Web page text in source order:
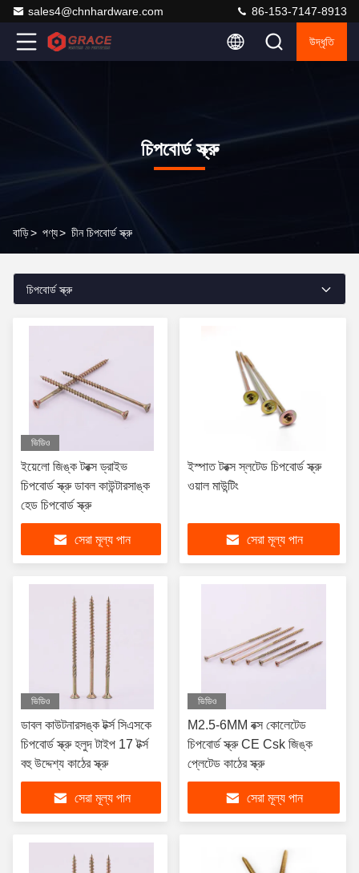
sales4@chnhardware.com 86-153-7147-8913
উদ্ধৃতি
চিপবোর্ড স্ক্রু
বাড়ি> পণ্য> চীন চিপবোর্ড স্ক্রু
চিপবোর্ড স্ক্রু
ভিডিও
ইয়েলো জিঙ্ক টরক্স ড্রাইভ
চিপবোর্ড স্ক্রু ডাবল কাউন্টারসাঙ্ক
হেড চিপবোর্ড স্ক্রু
সেরা মূল্য পান
ইস্পাত টরক্স স্লটেড চিপবোর্ড স্ক্রু
ওয়াল মাউন্টিং
সেরা মূল্য পান
ভিডিও
ডাবল কাউটনারসঙ্ক টর্ক্স সিএসকে
চিপবোর্ড স্ক্রু হলুদ টাইপ 17 টর্ক্স
বহু উদ্দেশ্য কাঠের স্ক্রু
সেরা মূল্য পান
ভিডিও
M2.5-6MM বক্স কোলেটেড
চিপবোর্ড স্ক্রু CE Csk জিঙ্ক
প্লেটেড কাঠের স্ক্রু
সেরা মূল্য পান